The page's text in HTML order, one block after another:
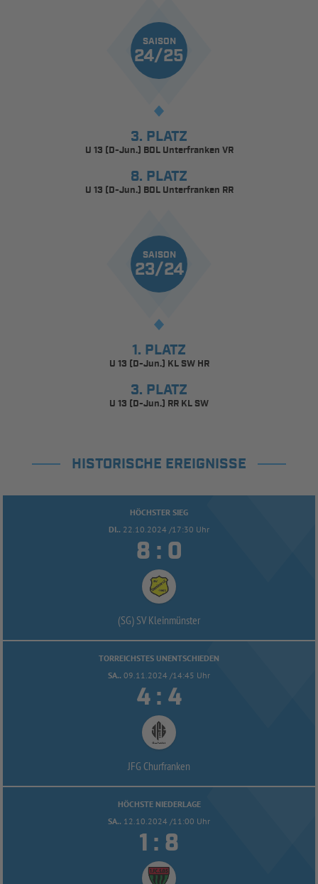
SAISON
24/25
3. PLATZ
U 13 (D-Jun.) BOL Unterfranken VR
8. PLATZ
U 13 (D-Jun.) BOL Unterfranken RR
SAISON
23/24
1. PLATZ
U 13 (D-Jun.) KL SW HR
3. PLATZ
U 13 (D-Jun.) RR KL SW
HISTORISCHE EREIGNISSE
HÖCHSTER SIEG
DI.. 22.10.2024 /17:30 Uhr
 : 
(SG) SV Kleinmünster
TORREICHSTES UNENTSCHIEDEN
SA.. 09.11.2024 /14:45 Uhr
 : 
JFG Churfranken
HÖCHSTE NIEDERLAGE
SA.. 12.10.2024 /11:00 Uhr
 : 